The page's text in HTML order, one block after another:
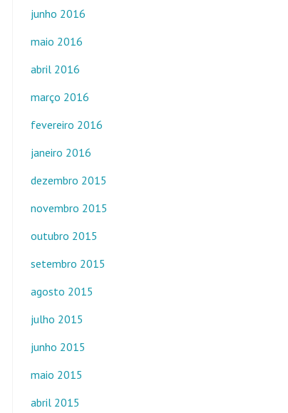
junho 2016
maio 2016
abril 2016
março 2016
fevereiro 2016
janeiro 2016
dezembro 2015
novembro 2015
outubro 2015
setembro 2015
agosto 2015
julho 2015
junho 2015
maio 2015
abril 2015